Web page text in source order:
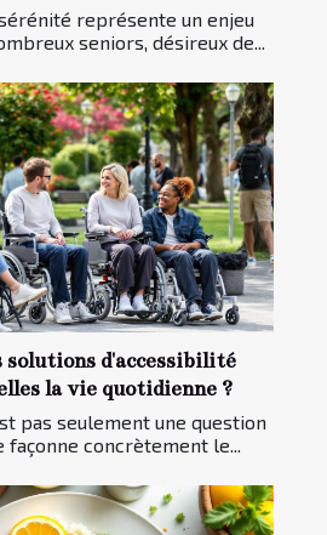
représente un enjeu
seniors, désireux de...
solutions d'accessibilité
la vie quotidienne ?
pas seulement une question
concrètement le...